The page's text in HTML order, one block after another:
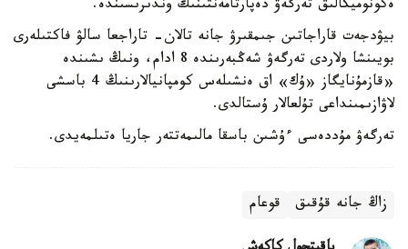
ەكونوميكالىق تەرگەۋ دەپارتامەنتىنىڭ وندىرىسىندە.
بيۋدجەت قاراجاتىن جىمقىرۋ جانە تالان- تاراجعا سالۋ فاكتىلەرى
بويىنشا ولاردى تەرگەۋ شەڭبەرىندە 8 ادام، ونىڭ ىشىندە
«قازمۇنايگاز «ۇك» اق ەنشىلەس كومپانيالارىنىڭ 4 باسشى
لاۋازىمىنداعى تۇلعالار ۇستالدى.
تەرگەۋ مۇددەسى ءۇشىن باسقا مالىمەتتەر جاريا ەتىلمەيدى.
زاڭ جانە قۇقىق قوعام